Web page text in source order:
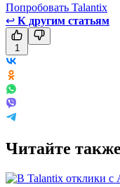
Попробовать Talantix
↩ К другим статьям
1
Читайте также